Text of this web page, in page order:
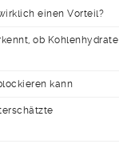
einen Vorteil?
ob Kohlenhydrate
kann